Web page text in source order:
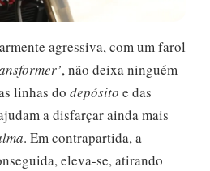
agressiva, com um farol
, não deixa ninguém
linhas do depósito e das
a disfarçar ainda mais
. Em contrapartida, a
eleva-se, atirando